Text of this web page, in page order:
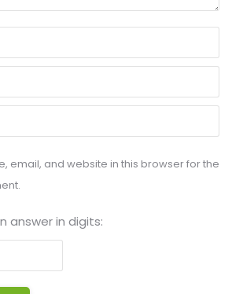
email, and website in this browser for the
answer in digits: